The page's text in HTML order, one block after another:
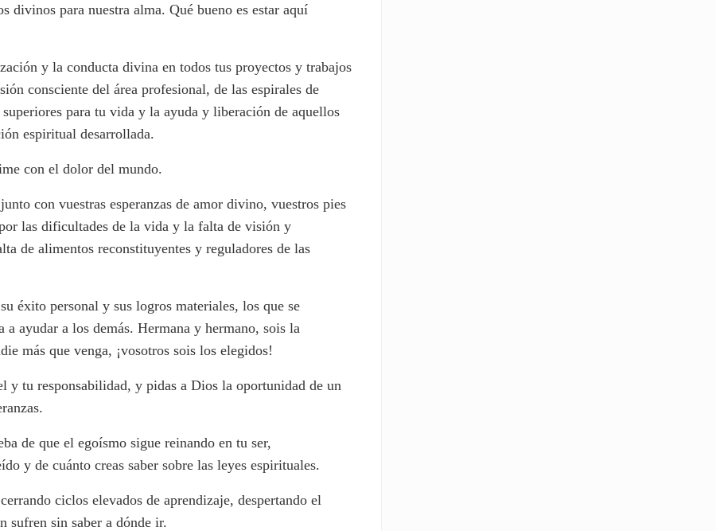
divinos para nuestra alma. Qué bueno es estar aquí
y la conducta divina en todos tus proyectos y trabajos
consciente del área profesional, de las espirales de
para tu vida y la ayuda y liberación de aquellos
espiritual desarrollada.
con el dolor del mundo.
con vuestras esperanzas de amor divino, vuestros pies
las dificultades de la vida y la falta de visión y
de alimentos reconstituyentes y reguladores de las
éxito personal y sus logros materiales, los que se
ayudar a los demás. Hermana y hermano, sois la
más que venga, ¡vosotros sois los elegidos!
y tu responsabilidad, y pidas a Dios la oportunidad de un
de que el egoísmo sigue reinando en tu ser,
y de cuánto creas saber sobre las leyes espirituales.
ciclos elevados de aprendizaje, despertando el
sufren sin saber a dónde ir.